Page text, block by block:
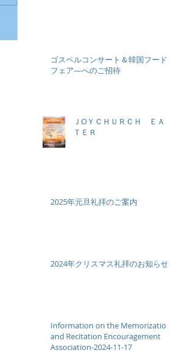
ゴスペルコンサート＆韓国フード
フェア―へのご招待
ＪOＹＣＨＵＲＣＨ ＥＡＳ
ＴＥＲ
2025年元旦礼拝のご案内
2024年クリスマス礼拝のお知らせ
Information on the Memorization
and Recitation Encouragement
Association-2024-11-17